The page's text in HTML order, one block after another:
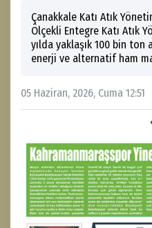
Çanakkale Katı Atık
Ölçekli Entegre Katı Atık
yılda yaklaşık 100 bin ton
enerji ve alternatif ham
05 Haziran, 2026, Cuma 12:51